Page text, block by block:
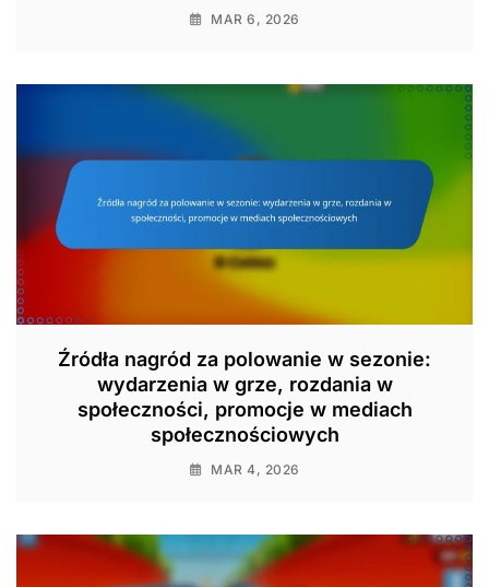
MAR 6, 2026
Źródła nagród za polowanie w sezonie:
wydarzenia w grze, rozdania w
społeczności, promocje w mediach
społecznościowych
MAR 4, 2026